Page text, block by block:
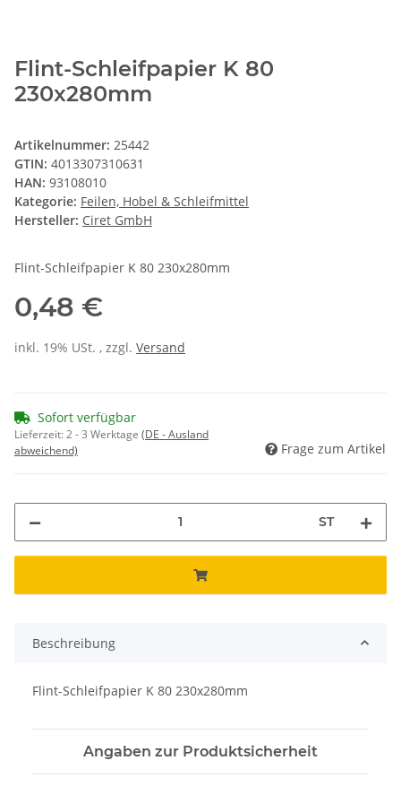
Flint-Schleifpapier K 80
230x280mm
Artikelnummer: 25442
GTIN: 4013307310631
HAN: 93108010
Kategorie: Feilen, Hobel & Schleifmittel
Hersteller: Ciret GmbH
Flint-Schleifpapier K 80 230x280mm
0,48 €
inkl. 19% USt. , zzgl. Versand
Sofort verfügbar
Lieferzeit:2 - 3 Werktage (DE - Ausland
abweichend)
Frage zum Artikel
ST
Beschreibung
Flint-Schleifpapier K 80 230x280mm
Angaben zur Produktsicherheit